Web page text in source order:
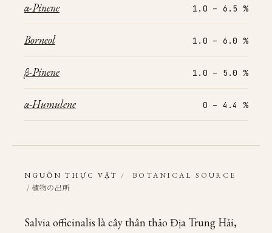
α-Pinene 1.0 – 6.5 %
Borneol 1.0 – 6.0 %
β-Pinene 1.0 – 5.0 %
α-Humulene 0 – 4.4 %
NGUỒN THỰC VẬT/ BOTANICAL SOURCE
/ 植物の出所
Salvia officinalis là cây thân thảo Địa Trung Hải,